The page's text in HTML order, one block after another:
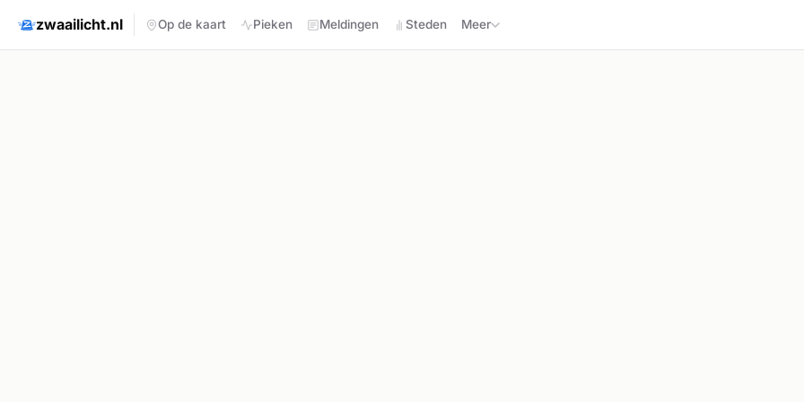
zwaailicht.nl Op de kaart Pieken Meldingen Steden Meer